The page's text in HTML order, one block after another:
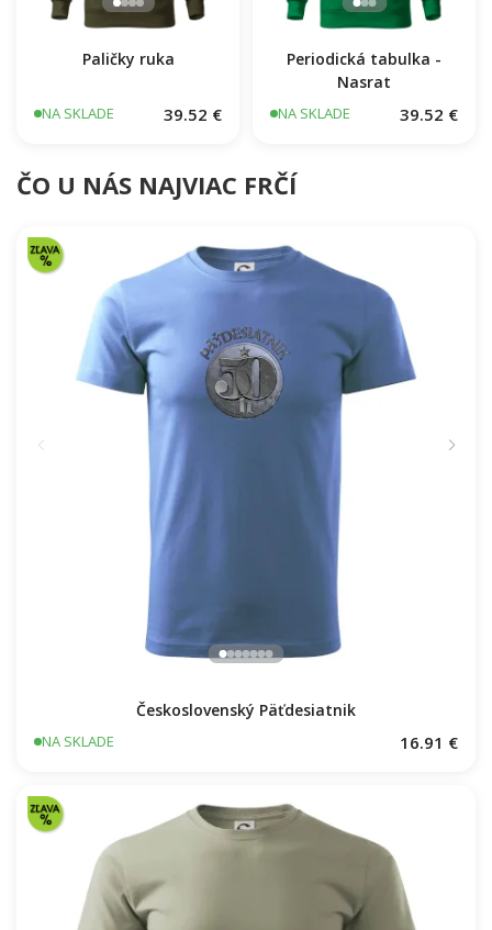
Paličky ruka
NA SKLADE 39.52 €
Periodická tabulka -
Nasrat
NA SKLADE 39.52 €
ČO U NÁS NAJVIAC FRČÍ
Československý Päťdesiatnik
NA SKLADE 16.91 €